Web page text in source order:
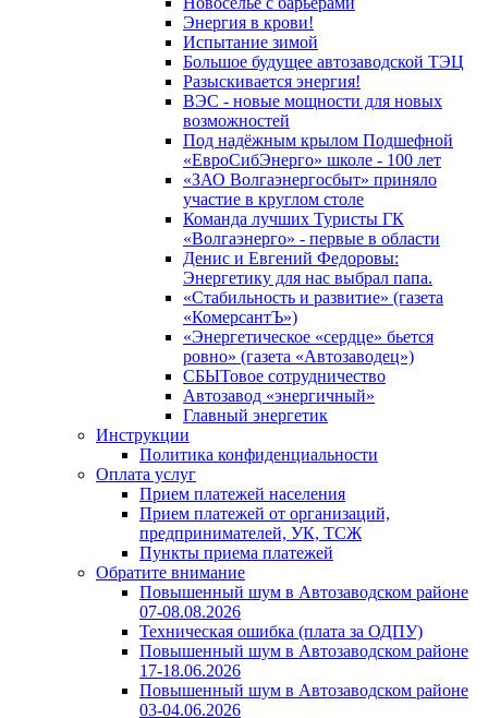
Энергия в крови!
Испытание зимой
Большое будущее автозаводской ТЭЦ
Разыскивается энергия!
ВЭС - новые мощности для новых
возможностей
Под надёжным крылом Подшефной
«ЕвроСибЭнерго» школе - 100 лет
«ЗАО Волгаэнергосбыт» приняло
участие в круглом столе
Команда лучших Туристы ГК
«Волгаэнерго» - первые в области
Денис и Евгений Федоровы:
Энергетику для нас выбрал папа.
«Стабильность и развитие» (газета
«КомерсантЪ»)
«Энергетическое «сердце» бьется
ровно» (газета «Автозаводец»)
СБЫТовое сотрудничество
Автозавод «энергичный»
Главный энергетик
Инструкции
Политика конфиденциальности
Оплата услуг
Прием платежей населения
Прием платежей от организаций,
предпринимателей, УК, ТСЖ
Пункты приема платежей
Обратите внимание
Повышенный шум в Автозаводском районе
07-08.08.2026
Техническая ошибка (плата за ОДПУ)
Повышенный шум в Автозаводском районе
17-18.06.2026
Повышенный шум в Автозаводском районе
03-04.06.2026